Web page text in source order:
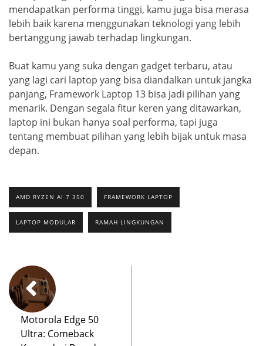
mendapatkan performa tinggi, kamu juga bisa merasa
lebih baik karena menggunakan teknologi yang lebih
bertanggung jawab terhadap lingkungan.
Buat kamu yang suka dengan gadget terbaru, atau
yang lagi cari laptop yang bisa diandalkan untuk jangka
panjang, Framework Laptop 13 bisa jadi pilihan yang
menarik. Dengan segala fitur keren yang ditawarkan,
laptop ini bukan hanya soal performa, tapi juga
tentang membuat pilihan yang lebih bijak untuk masa
depan.
AMD RYZEN AI 7 350 FRAMEWORK LAPTOP
LAPTOP MODULAR RAMAH LINGKUNGAN
Motorola Edge 50
Ultra: Comeback